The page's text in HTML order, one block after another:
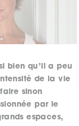
bien qu’il a peu
de la vie
sinon
par le
espaces,